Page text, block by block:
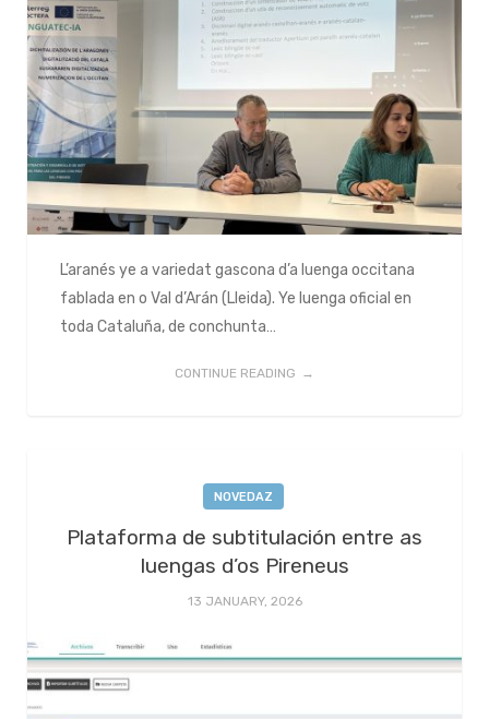
L’aranés ye a variedat gascona d’a luenga occitana
fablada en o Val d’Arán (Lleida). Ye luenga oficial en
toda Cataluña, de conchunta…
CONTINUE READING
NOVEDAZ
Plataforma de subtitulación entre as
luengas d’os Pireneus
13 JANUARY, 2026